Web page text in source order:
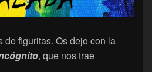
de figuritas. Os dejo con la
, que nos trae